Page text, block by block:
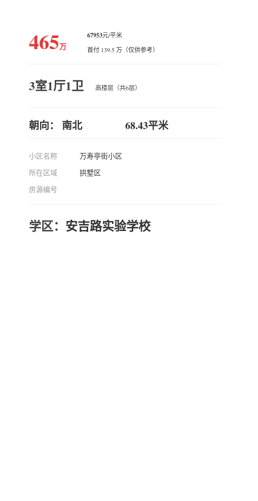
465万
67953元/平米
首付 139.5 万（仅供参考）
3室1厅1卫 高楼层（共6层）
朝向： 南北 68.43平米
小区名称
万寿亭街小区
所在区域
拱墅区
房源编号
学区： 安吉路实验学校